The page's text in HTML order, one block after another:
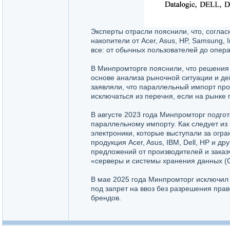
Эксперты отрасли пояснили, что,
накопители от Acer, Asus, HP,
все: от обычных пользователей до
В Минпромторге пояснили, что
основе анализа рыночной ситуации и
заявляли, что параллельный импорт
исключаться из перечня, если на рынке
В августе 2023 года Минпромторг
параллельному импорту. Как следует
электроники, которые выступали за
продукция Acer, Asus, IBM, Dell, HP и
предложений от производителей и
«серверы и системы хранения данных
В мае 2025 года Минпромторг
под запрет на ввоз без разрешения
брендов.